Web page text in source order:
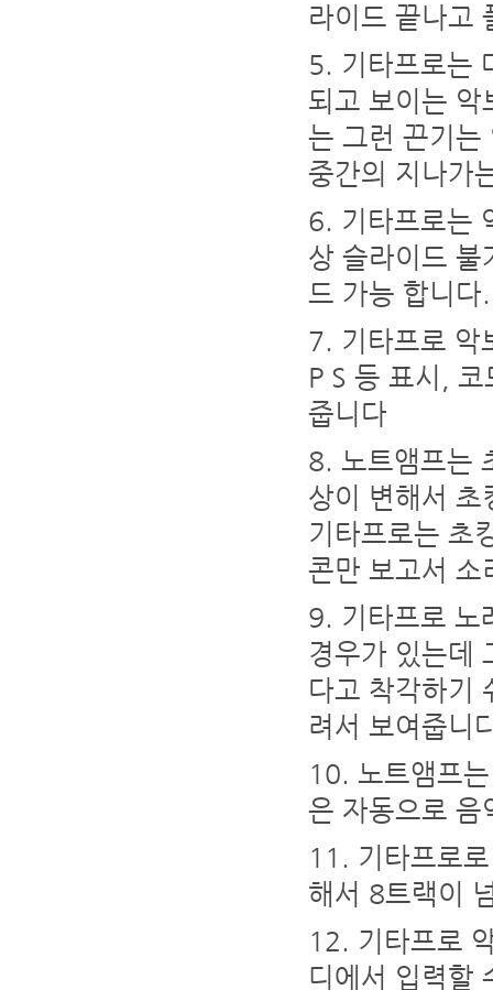
라이드 끝나고
기타프로는
되고 보이는 악
는 그런 끈기는
중간의 지나가
기타프로는
상 슬라이드 불
드 가능 합니
기타프로 악
P S 등 표시,
줍니다
노트앰프는
상이 변해서 초
기타프로는 초
콘만 보고서 소
기타프로 노
경우가 있는데
다고 착각하기
려서 보여줍니
노트앰프
은 자동으로 음
기타프로
해서 8트랙이
기타프로
디에서 입력할